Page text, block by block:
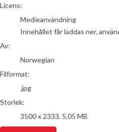
Norwegian
Licens:
Medieanvändning
Innehållet får laddas ner,
Av:
Norwegian
Filformat:
.jpg
Storlek:
3500 x 2333, 5,05 MB